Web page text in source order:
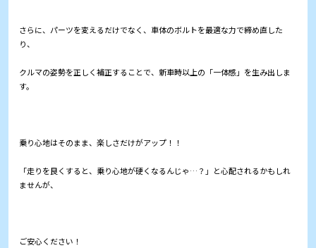
さらに、パーツを変えるだけでなく、車体のボルトを最適な力で締め直した
り、
クルマの姿勢を正しく補正することで、新車時以上の「一体感」を生み出しま
す。
乗り心地はそのまま、楽しさだけがアップ！！
「走りを良くすると、乗り心地が硬くなるんじゃ…？」と心配されるかもしれ
ませんが、
ご安心ください！